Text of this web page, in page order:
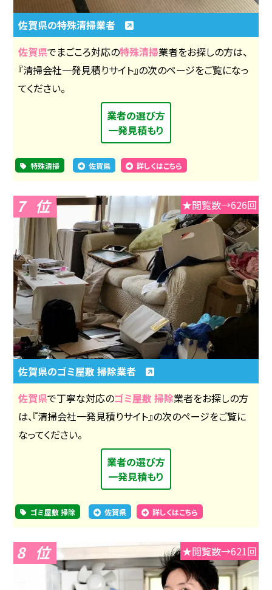
佐賀県の特殊清掃業者
佐賀県でまごころ対応の特殊清掃業者をお探しの方は、
『清掃会社一発見積りサイト』の次のページをご覧になっ
てください。
業者の選び方
一発見積もり
特殊清掃 佐賀県 詳しくはこちら
7 ★閲覧数→626回
佐賀県のゴミ屋敷 掃除業者
佐賀県で丁寧な対応のゴミ屋敷 掃除業者をお探しの方
は、『清掃会社一発見積りサイト』の次のページをご覧に
なってください。
業者の選び方
一発見積もり
ゴミ屋敷 掃除 佐賀県 詳しくはこちら
8 ★閲覧数→621回